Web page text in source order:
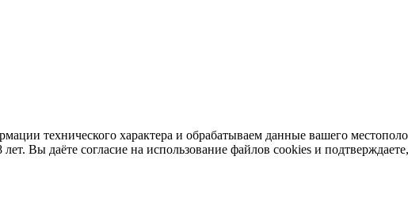
технического характера и обрабатываем данные вашего
Вы даёте согласие на использование файлов cookies и